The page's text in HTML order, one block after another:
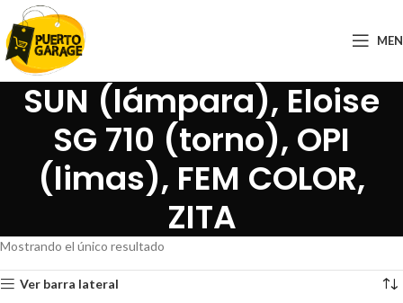
SUN (lámpara), Eloise
SG 710 (torno), OPI
(limas), FEM COLOR,
ZITA
Mostrando el único resultado
Ver barra lateral